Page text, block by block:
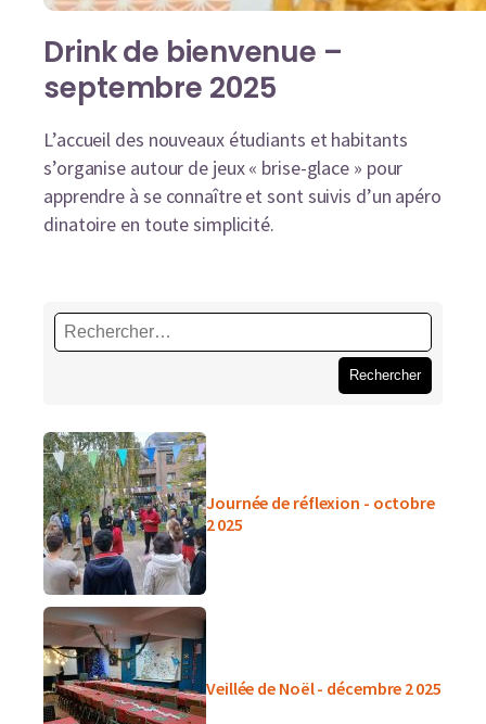
Drink de bienvenue –
septembre 2025
L’accueil des nouveaux étudiants et habitants
s’organise autour de jeux « brise-glace » pour
apprendre à se connaître et sont suivis d’un apéro
dinatoire en toute simplicité.
Rechercher :
Journée de réflexion - octobre
2 025
Veillée de Noël - décembre 2 025